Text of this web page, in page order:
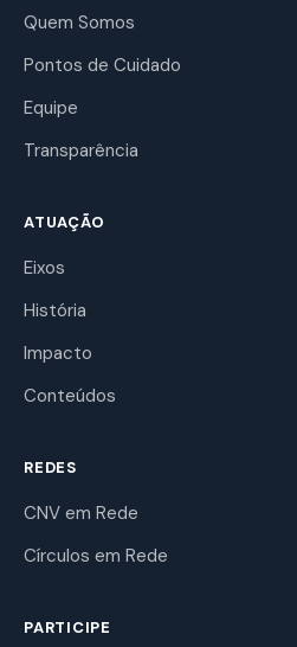
Quem Somos
Pontos de Cuidado
Equipe
Transparência
ATUAÇÃO
Eixos
História
Impacto
Conteúdos
REDES
CNV em Rede
Círculos em Rede
PARTICIPE